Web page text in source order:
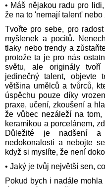
• Máš nějakou radu pro
že na to 'nemají talent'
Tvořte pro sebe, pro
myšlenek a pocitů.
tlaky nebo trendy a
protože ta je pro nás
světu, ale originály
jedinečný talent, objevte
většina umělců a tvůrců,
úspěchu pouze díky
praxe, učení, zkoušení a
že vůbec nezáleží na
keramikou a porcelánem,
Důležité je nadšení
nedokonalosti a nebojte
když si myslíte, že není
• Jaký je tvůj největší sen,
Pokud bych i nadále